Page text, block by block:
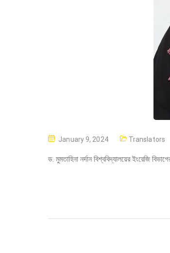
P
S
January 9, 2024 Translators
ড. মুমতাহিনা নর্দান বিশ্ববিদ্যালয়ের ইংরেজি